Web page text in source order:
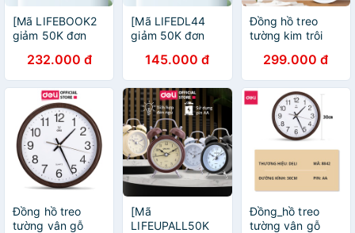
[Mã LIFEBOOK2
giảm 50K đơn
báo thức Deli -
Xanh
dương/Xanh lá/
Hồng - 8802
232.000 đ
[Mã LIFEDL44
giảm 50K đơn
báo thức Deli -
Xanh
dương/Xanh lá/
Hồng - 8802
145.000 đ
Đồng hồ treo
tường kim trôi
Deli - Bảo hành
12 tháng, mua
kèm móc treo giá
shock - 9005
299.000 đ
Đồng hồ treo
tường vân gỗ
[Mã
LIFEUPALL50K
Đồng_hồ treo
tường vân gỗ